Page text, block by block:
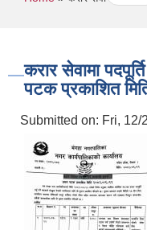
करार सेवामा
पटक प्रकाशित
Submitted on: Fri, 12/